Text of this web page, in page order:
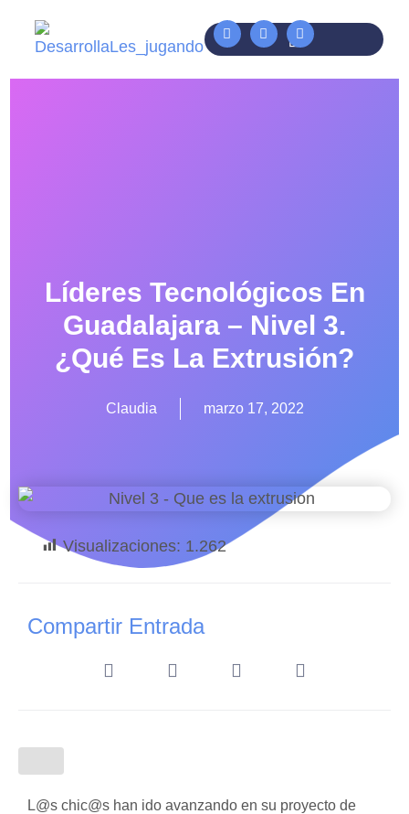
Líderes Tecnológicos En
Guadalajara – Nivel 3.
¿Qué Es La Extrusión?
Claudia marzo 17, 2022
Visualizaciones: 1.262
Compartir Entrada
L@s chic@s han ido avanzando en su proyecto de